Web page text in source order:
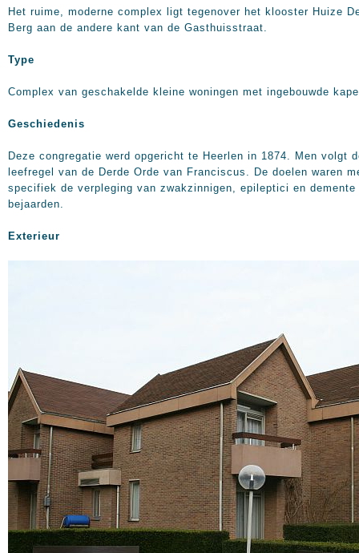
Het ruime, moderne complex ligt tegenover het klooster Huize
Berg aan de andere kant van de Gasthuisstraat.
Type
Complex van geschakelde kleine woningen met ingebouwde
Geschiedenis
Deze congregatie werd opgericht te Heerlen in 1874. Men volgt
leefregel van de Derde Orde van Franciscus. De doelen waren
specifiek de verpleging van zwakzinnigen, epileptici en demente
bejaarden.
Exterieur